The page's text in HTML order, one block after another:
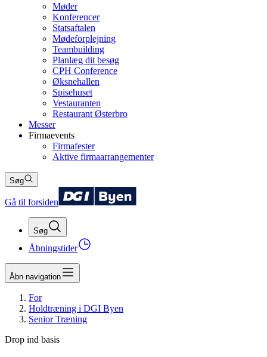
Møder
Konferencer
Statsaftalen
Mødeforplejning
Teambuilding
Planlæg dit besøg
CPH Conference
Øksnehallen
Spisehuset
Vestauranten
Restaurant Østerbro
Messer
Firmaevents
Firmafester
Aktive firmaarrangementer
Søg
Gå til forsiden
Søg
Åbningstider
Åbn navigation
For
Holdtræning i DGI Byen
Senior Træning
Drop ind basis